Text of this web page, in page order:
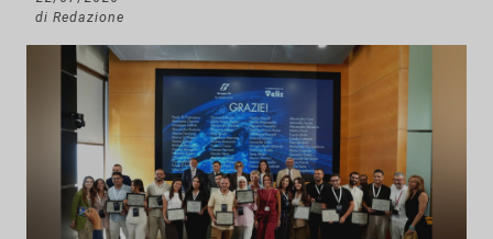
di Redazione